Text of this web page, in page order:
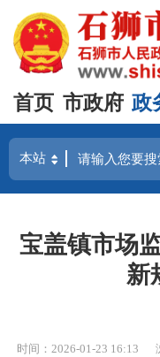
首页 市政府 政
宝盖镇市场
新
时间：2026-01-23 16:13